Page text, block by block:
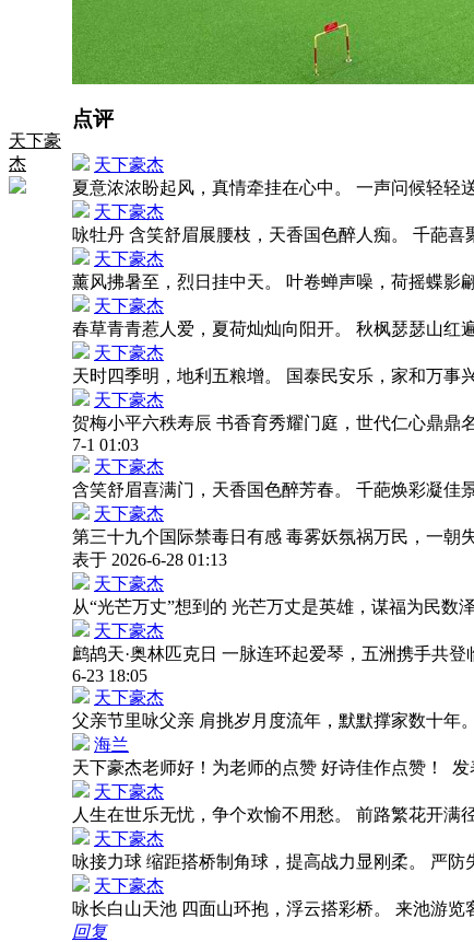
天下豪
杰
点评
天下豪杰
夏意浓浓盼起风，真情牵挂在心中。 一声问候轻轻
天下豪杰
咏牡丹 含笑舒眉展腰枝，天香国色醉人痴。 千葩喜
天下豪杰
薰风拂暑至，烈日挂中天。 叶卷蝉声噪，荷摇蝶影
天下豪杰
春草青青惹人爱，夏荷灿灿向阳开。 秋枫瑟瑟山红
天下豪杰
天时四季明，地利五粮增。 国泰民安乐，家和万事
天下豪杰
贺梅小平六秩寿辰 书香育秀耀门庭，世代仁心鼎鼎
7-1 01:03
天下豪杰
含笑舒眉喜满门，天香国色醉芳春。 千葩焕彩凝佳
天下豪杰
第三十九个国际禁毒日有感 毒雾妖氛祸万民，一朝
表于 2026-6-28 01:13
天下豪杰
从“光芒万丈”想到的 光芒万丈是英雄，谋福为民数
天下豪杰
鹧鸪天·奥林匹克日 一脉连环起爱琴，五洲携手共
6-23 18:05
天下豪杰
父亲节里咏父亲 肩挑岁月度流年，默默撑家数十年
海兰
天下豪杰老师好！为老师的点赞 好诗佳作点赞！ 发
天下豪杰
人生在世乐无忧，争个欢愉不用愁。 前路繁花开满
天下豪杰
咏接力球 缩距搭桥制角球，提高战力显刚柔。 严
天下豪杰
咏长白山天池 四面山环抱，浮云搭彩桥。 来池游览
回复